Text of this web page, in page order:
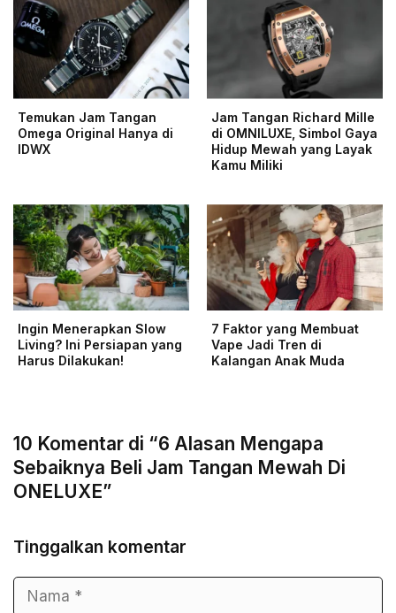
Temukan Jam Tangan
Omega Original Hanya di
IDWX
Jam Tangan Richard Mille
di OMNILUXE, Simbol Gaya
Hidup Mewah yang Layak
Kamu Miliki
Ingin Menerapkan Slow
Living? Ini Persiapan yang
Harus Dilakukan!
7 Faktor yang Membuat
Vape Jadi Tren di
Kalangan Anak Muda
10 Komentar di “6 Alasan Mengapa
Sebaiknya Beli Jam Tangan Mewah Di
ONELUXE”
Tinggalkan komentar
Nama
Surel